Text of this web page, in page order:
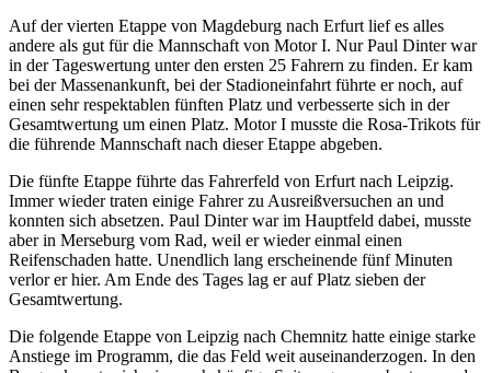
Auf der vierten Etappe von Magdeburg nach Erfurt lief es alles
andere als gut für die Mannschaft von Motor I. Nur Paul Dinter war
in der Tageswertung unter den ersten 25 Fahrern zu finden. Er kam
bei der Massenankunft, bei der Stadioneinfahrt führte er noch, auf
einen sehr respektablen fünften Platz und verbesserte sich in der
Gesamtwertung um einen Platz. Motor I musste die Rosa-Trikots für
die führende Mannschaft nach dieser Etappe abgeben.
Die fünfte Etappe führte das Fahrerfeld von Erfurt nach Leipzig.
Immer wieder traten einige Fahrer zu Ausreißversuchen an und
konnten sich absetzen. Paul Dinter war im Hauptfeld dabei, musste
aber in Merseburg vom Rad, weil er wieder einmal einen
Reifenschaden hatte. Unendlich lang erscheinende fünf Minuten
verlor er hier. Am Ende des Tages lag er auf Platz sieben der
Gesamtwertung.
Die folgende Etappe von Leipzig nach Chemnitz hatte einige starke
Anstiege im Programm, die das Feld weit auseinanderzogen. In den